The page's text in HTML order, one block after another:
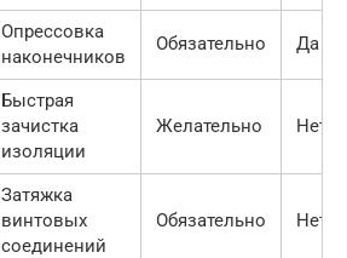
Опрессовка
наконечников
Обязательно Да
Быстрая
зачистка
изоляции
Желательно Нет
Затяжка
винтовых
соединений
Обязательно Нет